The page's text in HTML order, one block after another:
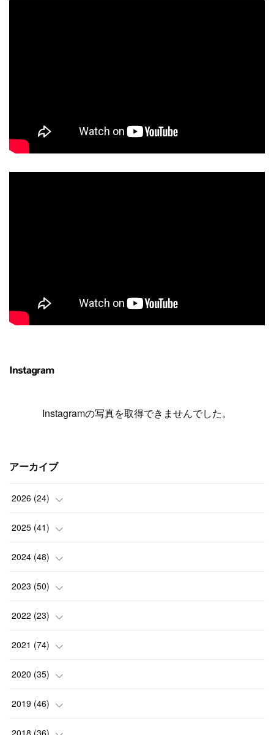
Instagram
Instagramの写真を取得できませんでした。
アーカイブ
2026 (24)
(1)
(3)
(2)
(7)
)
2025 (41)
(4)
(4)
(3)
(1)
)
2024 (48)
(3)
(2)
(4)
(3)
)
2023 (50)
(3)
(7)
(2)
(4)
)
2022 (23)
(5)
(1)
(1)
(1)
2021 (74)
(3)
(4)
(6)
2020 (35)
(7)
(4)
2019 (46)
(10
2018 (36)